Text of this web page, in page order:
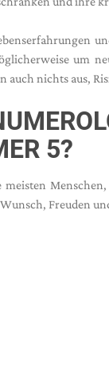
um
auch nichts aus,
5?
meisten
Freuden